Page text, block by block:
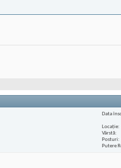
Data
Locaţie
Vârstă
Posturi
Putere